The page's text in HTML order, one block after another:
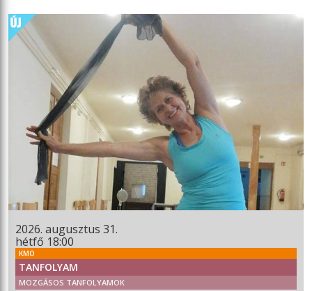
2026. augusztus 31.
hétfő 18:00
KMO
TANFOLYAM
MOZGÁSOS TANFOLYAMOK